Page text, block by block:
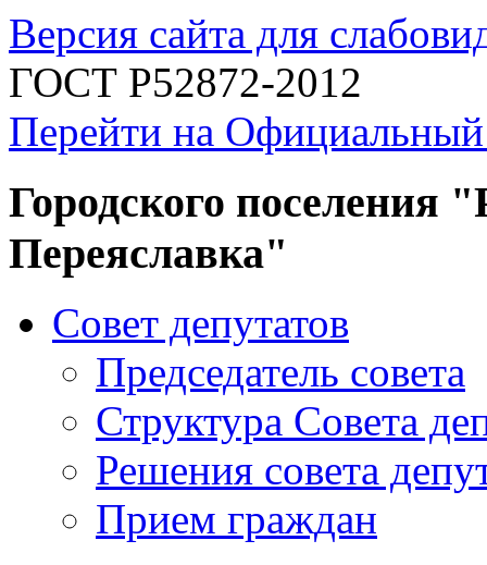
Версия сайта для
ГОСТ Р52872-2012
Перейти на
Городского поселения
Переяславка"
Совет депутатов
Председатель совета
Структура Совета
Решения совета
Прием граждан